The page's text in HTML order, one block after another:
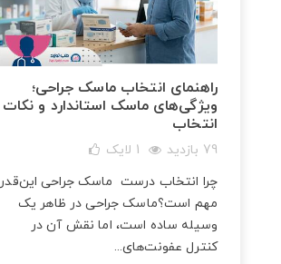
راهنمای انتخاب ماسک جراحی؛
ویژگی‌های ماسک استاندارد و نکات
انتخاب
79 بازدید 1 لایک
چرا انتخاب درست ماسک جراحی این‌قدر
مهم است؟ماسک جراحی در ظاهر یک
وسیله ساده است، اما نقش آن در
کنترل عفونت‌های...